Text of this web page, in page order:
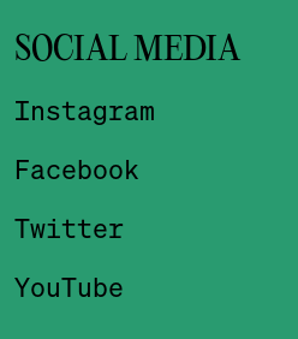
SOCIAL MEDIA
Instagram
Facebook
Twitter
YouTube